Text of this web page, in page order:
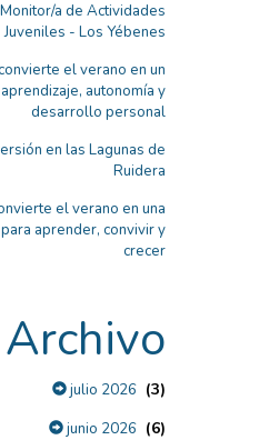
a de Actividades
Juveniles - Los Yébenes
el verano en un
autonomía y
desarrollo personal
en las Lagunas de
Ruidera
el verano en una
aprender, convivir y
crecer
Archivo
julio 2026 (3)
junio 2026 (6)